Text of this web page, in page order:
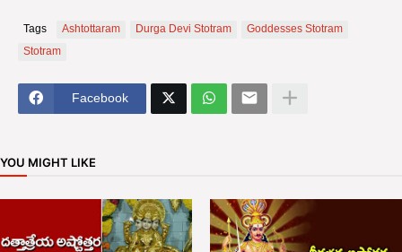
Tags Ashtottaram Durga Devi Stotram
Goddesses Stotram
Stotram
Facebook
YOU MIGHT LIKE